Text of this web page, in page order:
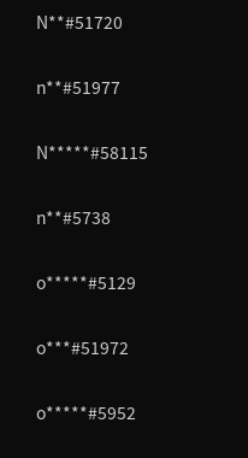
N**#51720
n**#51977
N*****#58115
n**#5738
o*****#5129
o***#51972
o*****#5952